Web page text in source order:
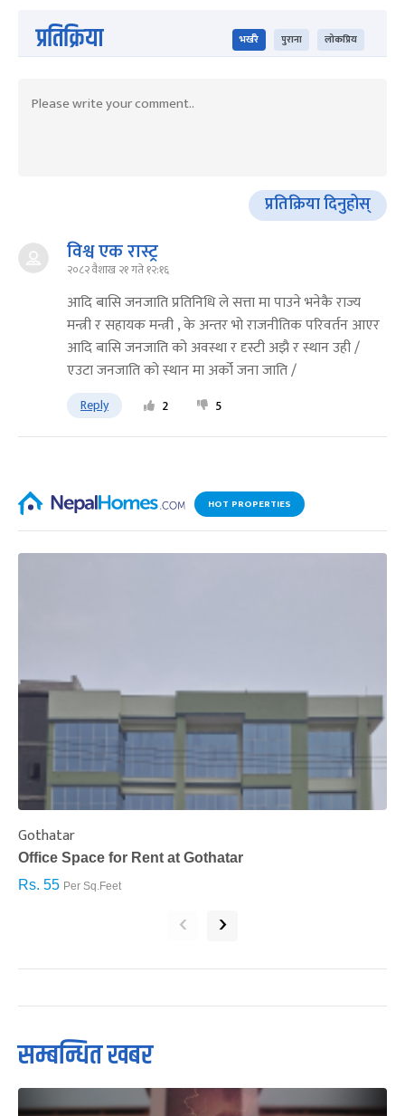
प्रतिक्रिया भर्खरै पुराना लोकप्रिय
प्रतिक्रिया दिनुहोस्
विश्व एक रास्ट्र
२०८२ वैशाख २१ गते १२:१६
आदि बासि जनजाति प्रतिनिधि ले सत्ता मा पाउने भनेकै राज्य
मन्त्री र सहायक मन्त्री , के अन्तर भो राजनीतिक परिवर्तन आएर
आदि बासि जनजाति को अवस्था र दृस्टी अझै र स्थान उही /
एउटा जनजाति को स्थान मा अर्को जना जाति /
Reply 2 5
HOT PROPERTIES
Gothatar
Office Space for Rent at Gothatar
Rs. 55 Per Sq.Feet
‹ ›
सम्बन्धित खबर